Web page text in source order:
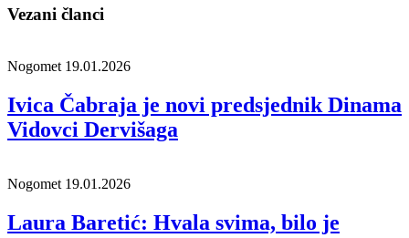
Vezani članci
Nogomet 19.01.2026
Ivica Čabraja je novi predsjednik Dinama
Vidovci Dervišaga
Nogomet 19.01.2026
Laura Baretić: Hvala svima, bilo je